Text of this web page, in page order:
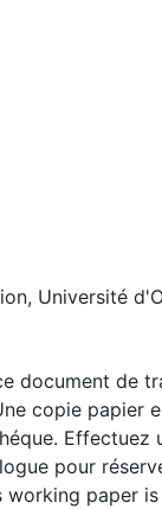
Université
document de
copie papier
Effectuez
pour
paper